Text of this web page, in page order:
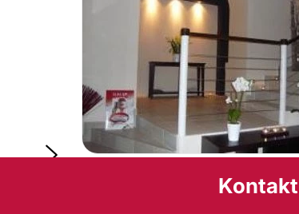
Financování nebo platební prostředky: